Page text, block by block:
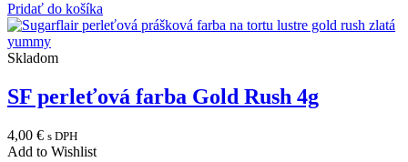
Pridať do košíka
Skladom
SF perleťová farba Gold Rush 4g
4,00 € s DPH
Add to Wishlist